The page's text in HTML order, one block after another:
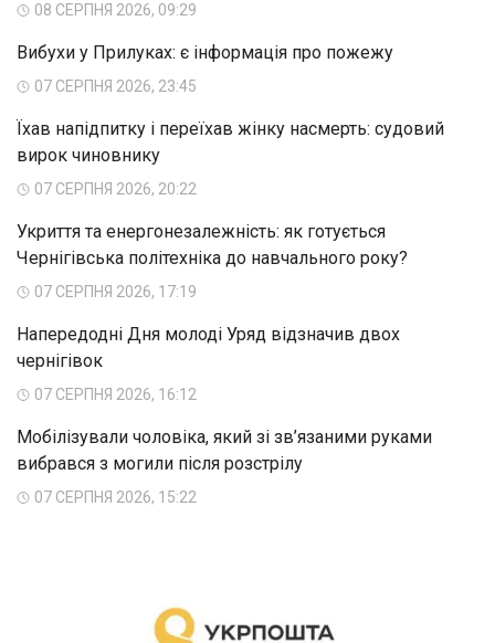
08 СЕРПНЯ 2026, 09:29
Вибухи у Прилуках: є інформація про пожежу
07 СЕРПНЯ 2026, 23:45
Їхав напідпитку і переїхав жінку насмерть: судовий
вирок чиновнику
07 СЕРПНЯ 2026, 20:22
Укриття та енергонезалежність: як готується
Чернігівська політехніка до навчального року?
07 СЕРПНЯ 2026, 17:19
Напередодні Дня молоді Уряд відзначив двох
чернігівок
07 СЕРПНЯ 2026, 16:12
Мобілізували чоловіка, який зі зв’язаними руками
вибрався з могили після розстрілу
07 СЕРПНЯ 2026, 15:22